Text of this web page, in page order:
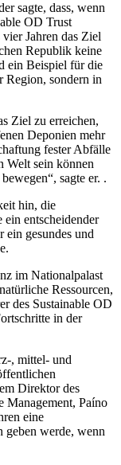
sagte, dass, wenn
OD Trust
Jahren das Ziel
Republik keine
ein Beispiel für die
Region, sondern in
Ziel zu erreichen,
Deponien mehr
fester Abfälle
Welt sein können
sagte er. .
hin, die
entscheidender
gesundes und
im Nationalpalast
Ressourcen,
des Sustainable OD
in der
, mittel- und
Direktor des
Management, Paíno
eine
werde, wenn